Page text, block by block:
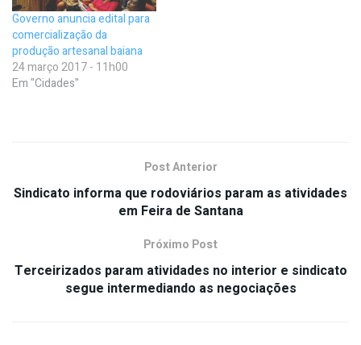
Governo anuncia edital para
comercialização da
produção artesanal baiana
24 março 2017 - 11h00
Em "Cidades"
Post Anterior
Sindicato informa que rodoviários param as atividades
em Feira de Santana
Próximo Post
Terceirizados param atividades no interior e sindicato
segue intermediando as negociações